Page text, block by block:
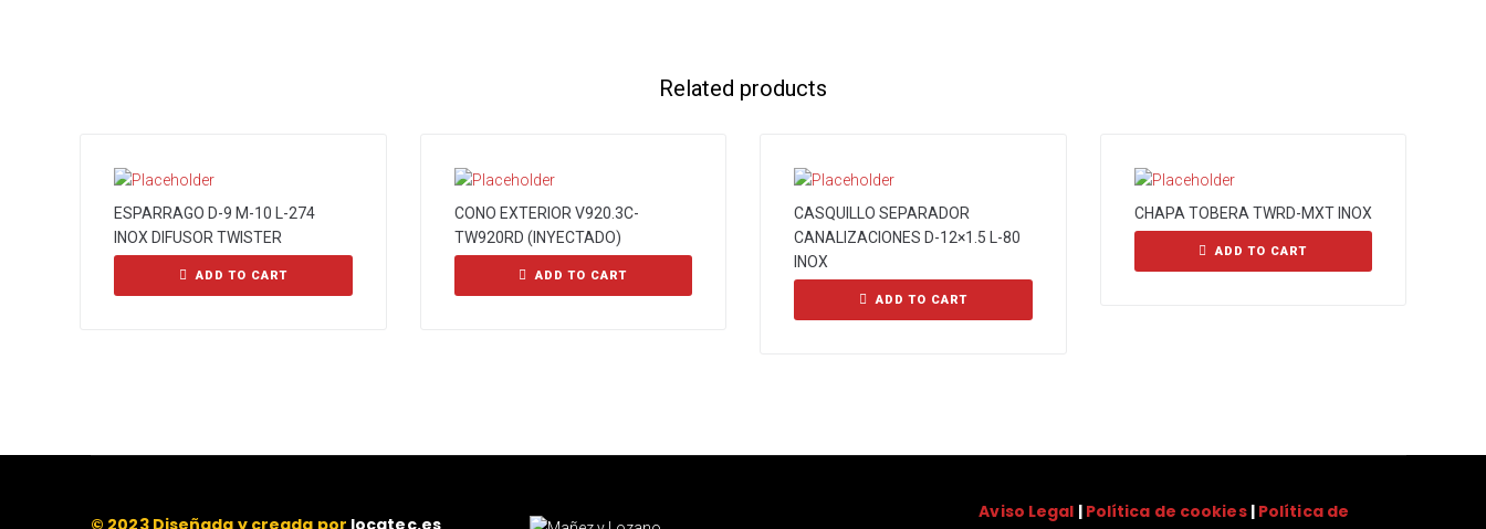
Related products
ESPARRAGO D-9 M-10 L-274
INOX DIFUSOR TWISTER
ADD TO CART
CONO EXTERIOR V920.3C-
TW920RD (INYECTADO)
ADD TO CART
CASQUILLO SEPARADOR
CANALIZACIONES D-12×1.5 L-80
INOX
ADD TO CART
CHAPA TOBERA TWRD-MXT INOX
ADD TO CART
© 2023 Diseñada y creada por locatec.es
Aviso Legal | Política de cookies| Política de